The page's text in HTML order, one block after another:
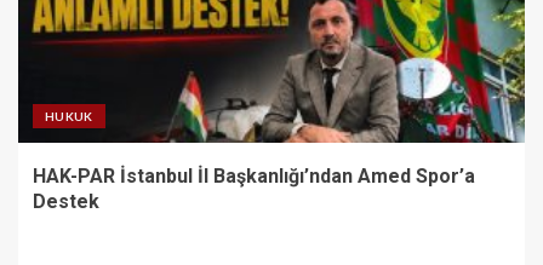
HUKUK
HAK-PAR İstanbul İl Başkanlığı’ndan Amed Spor’a
Destek